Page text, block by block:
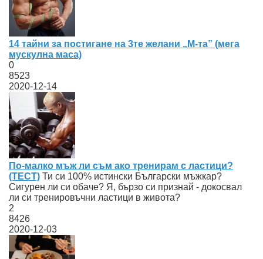
14 тайни за постигане на 3те желани „М-та” (мега
мускулна маса)
0
8523
2020-12-14
По-малко мъж ли съм ако тренирам с ластици?
(ТЕСТ) Ти си 100% истински Български мъжкар?
Сигурен ли си обаче? Я, бързо си признай - докосвал
ли си тренировъчни ластици в живота?
2
8426
2020-12-03